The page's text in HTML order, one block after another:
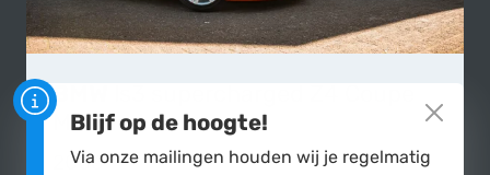
BMW
Modified
2006
Blijf op de hoogte!
Via onze mailingen houden wij je regelmatig